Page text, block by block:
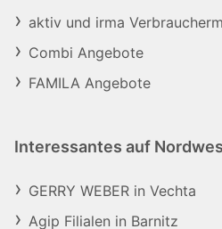
aktiv und irma
Combi Angebote
FAMILA Angebote
Interessantes auf
GERRY WEBER in Vechta
Agip Filialen in Barnitz